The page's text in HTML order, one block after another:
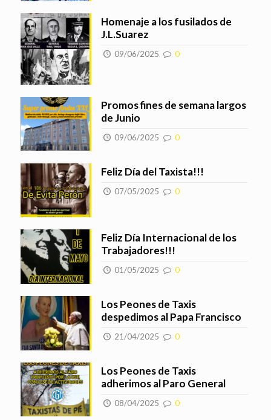
Homenaje a los fusilados de
J.L.Suarez
09/06/2025 0
Promos fines de semana largos
de Junio
09/06/2025 0
Feliz Día del Taxista!!!
07/05/2025 0
Feliz Día Internacional de los
Trabajadores!!!
01/05/2025 0
Los Peones de Taxis
despedimos al Papa Francisco
21/04/2025 0
Los Peones de Taxis
adherimos al Paro General
08/04/2025 0